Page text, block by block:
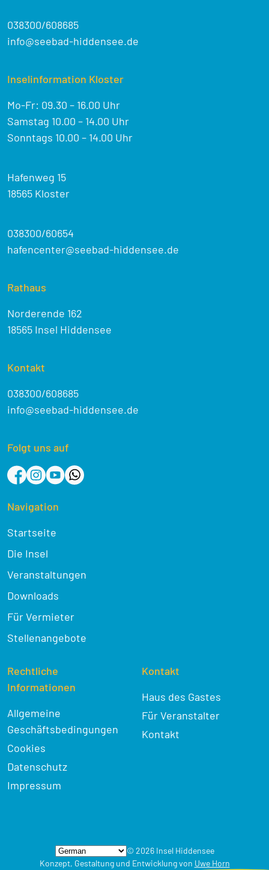
038300/608685
info@seebad-hiddensee.de
Inselinformation Kloster
Mo-Fr: 09.30 – 16.00 Uhr
Samstag 10.00 – 14.00 Uhr
Sonntags 10.00 – 14.00 Uhr
Hafenweg 15
18565 Kloster
038300/60654
hafencenter@seebad-hiddensee.de
Rathaus
Norderende 162
18565 Insel Hiddensee
Kontakt
038300/608685
info@seebad-hiddensee.de
Folgt uns auf
Navigation
Startseite
Die Insel
Veranstaltungen
Downloads
Für Vermieter
Stellenangebote
Rechtliche
Informationen
Allgemeine
Geschäftsbedingungen
Cookies
Datenschutz
Impressum
Kontakt
Haus des Gastes
Für Veranstalter
Kontakt
© 2026 Insel Hiddensee
Konzept, Gestaltung und Entwicklung von Uwe Horn